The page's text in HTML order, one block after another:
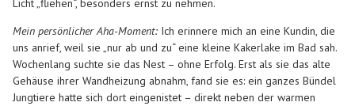
Licht „fliehen“, besonders ernst zu nehmen.
Mein persönlicher Aha-Moment: Ich erinnere mich an eine Kundin, die
uns anrief, weil sie „nur ab und zu“ eine kleine Kakerlake im Bad sah.
Wochenlang suchte sie das Nest – ohne Erfolg. Erst als sie das alte
Gehäuse ihrer Wandheizung abnahm, fand sie es: ein ganzes Bündel
Jungtiere hatte sich dort eingenistet – direkt neben der warmen